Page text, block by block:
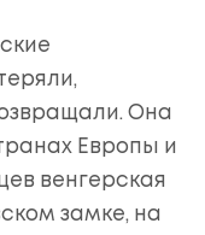
Она
Европы и
венгерская
замке, на